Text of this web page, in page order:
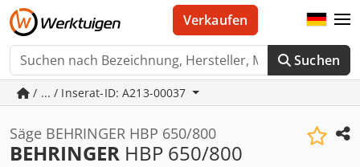
Suchen
Verkaufen
/ ... / Inserat-ID: A213-00037
Säge BEHRINGER HBP 650/800
BEHRINGER HBP 650/800